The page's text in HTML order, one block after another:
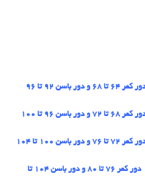
104
سایز 42 مناسب دور سینه 96 تا 100 دور کمر 76 تا 80 و دور باسن 104 تا